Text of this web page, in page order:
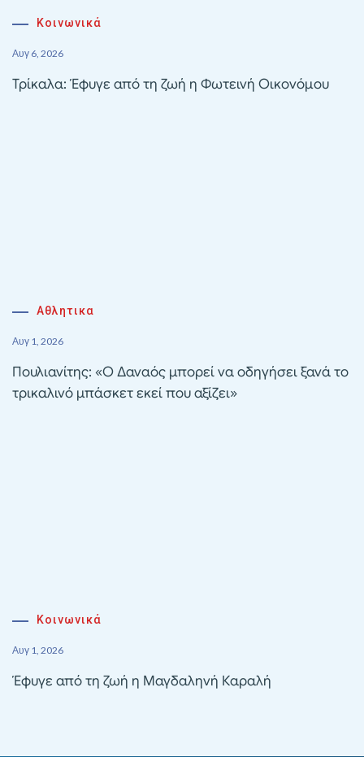
Κοινωνικά
Αυγ 6, 2026
Τρίκαλα: Έφυγε από τη ζωή η Φωτεινή Οικονόμου
Αθλητικα
Αυγ 1, 2026
Πουλιανίτης: «Ο Δαναός μπορεί να οδηγήσει ξανά το
τρικαλινό μπάσκετ εκεί που αξίζει»
Κοινωνικά
Αυγ 1, 2026
Έφυγε από τη ζωή η Μαγδαληνή Καραλή